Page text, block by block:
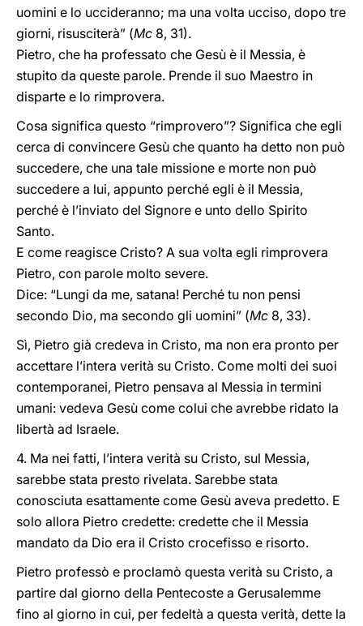
uomini e lo uccideranno; ma una volta ucciso, dopo tre
giorni, risusciterà” (Mc 8, 31).
Pietro, che ha professato che Gesù è il Messia, è
stupito da queste parole. Prende il suo Maestro in
disparte e lo rimprovera.
Cosa significa questo “rimprovero”? Significa che egli
cerca di convincere Gesù che quanto ha detto non può
succedere, che una tale missione e morte non può
succedere a lui, appunto perché egli è il Messia,
perché è l’inviato del Signore e unto dello Spirito
Santo.
E come reagisce Cristo? A sua volta egli rimprovera
Pietro, con parole molto severe.
Dice: “Lungi da me, satana! Perché tu non pensi
secondo Dio, ma secondo gli uomini” (Mc 8, 33).
Sì, Pietro già credeva in Cristo, ma non era pronto per
accettare l’intera verità su Cristo. Come molti dei suoi
contemporanei, Pietro pensava al Messia in termini
umani: vedeva Gesù come colui che avrebbe ridato la
libertà ad Israele.
4. Ma nei fatti, l’intera verità su Cristo, sul Messia,
sarebbe stata presto rivelata. Sarebbe stata
conosciuta esattamente come Gesù aveva predetto. E
solo allora Pietro credette: credette che il Messia
mandato da Dio era il Cristo crocefisso e risorto.
Pietro professò e proclamò questa verità su Cristo, a
partire dal giorno della Pentecoste a Gerusalemme
fino al giorno in cui, per fedeltà a questa verità, dette la